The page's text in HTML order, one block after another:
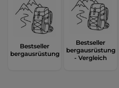
Bestseller
bergausrüstung
Bestseller
bergausrüstung
- Vergleich